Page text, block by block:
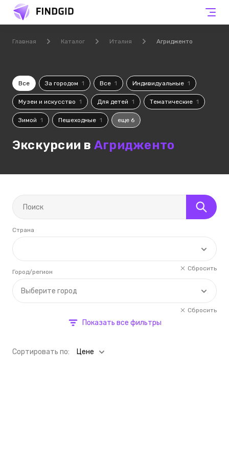
Главная Каталог Италия Агридженто
Все За городом 1 Все 1 Индивидуальные 1
Музеи и искусство 1 Для детей 1 Тематические 1
Зимой 1 Пешеходные 1 еще 6
Экскурсии в Агридженто
Страна
Сбросить
Выберите город
Город/регион
Сбросить
Показать все фильтры
Cортировать по: Цене